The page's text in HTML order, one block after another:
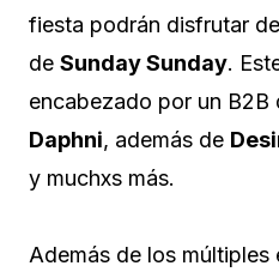
fiesta podrán disfrutar
de Sunday Sunday.
encabezado por un B2B
Daphni, además de
y muchxs más.
Además de los múltiples